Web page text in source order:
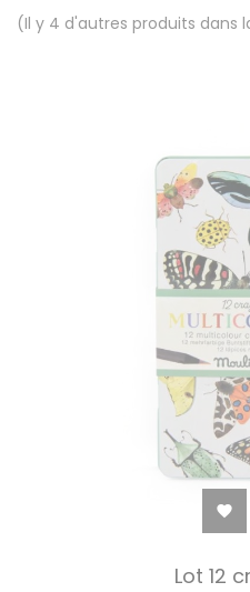
(Il y 4 d'autres produits dans

Lot 12